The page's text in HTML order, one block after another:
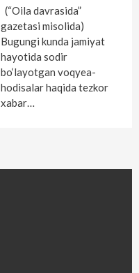
(“Oila davrasida”
gazetasi misolida)
Bugungi kunda jamiyat
hayotida sodir
bo‘layotgan voqyea-
hodisalar haqida tezkor
xabar…